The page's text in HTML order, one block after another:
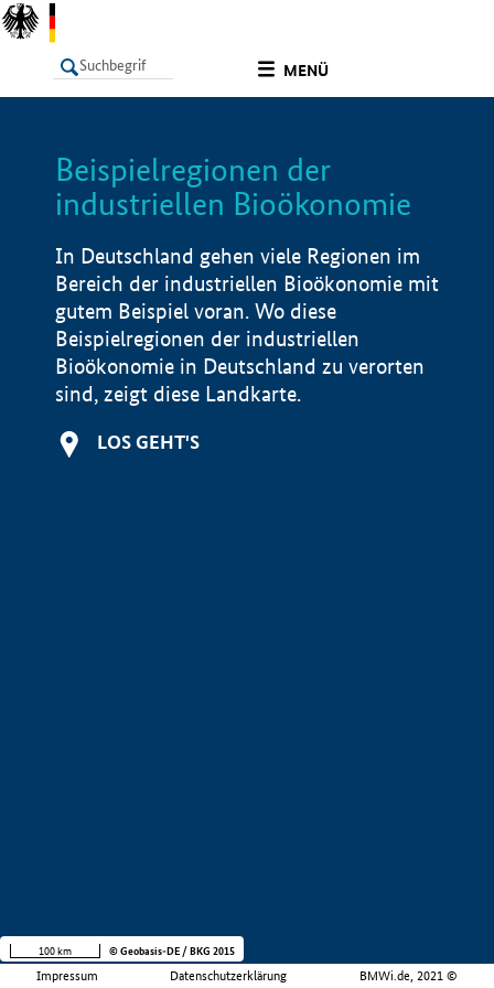
MENÜ
LISTE
Beispielregionen der
industriellen Bioökonomie
In Deutschland gehen viele Regionen im
Bereich der industriellen Bioökonomie mit
gutem Beispiel voran. Wo diese
Beispielregionen der industriellen
Bioökonomie in Deutschland zu verorten
sind, zeigt diese Landkarte.
LOS GEHT'S
Impressum Datenschutzerklärung BMWi.de, 2021 ©
100 km © Geobasis-DE / BKG 2015